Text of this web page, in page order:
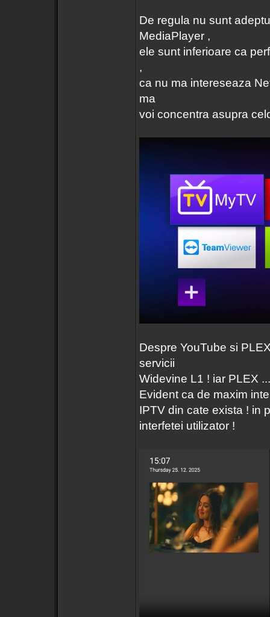
De regula nu sunt
MediaPlayer ,
ele sunt inferioare ca
,
ca nu ma intereseaza
ma
voi concentra asupra
Despre YouTube si
servicii
Widevine L1 ! iar PLEX
Evident ca de maxim
IPTV din cate exista ! in
interfetei utilizator !